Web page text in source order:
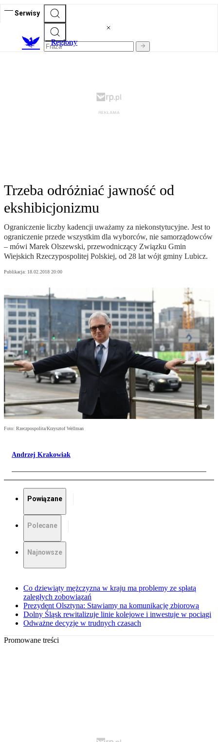
Serwisy
Regiony
Trzeba odróżniać jawność od
ekshibicjonizmu
Ograniczenie liczby kadencji uważamy za niekonstytucyjne. Jest to
ograniczenie przede wszystkim dla wyborców, nie samorządowców
– mówi Marek Olszewski, przewodniczący Związku Gmin
Wiejskich Rzeczypospolitej Polskiej, od 28 lat wójt gminy Lubicz.
Publikacja: 18.02.2018 20:00
Foto: Rzeczpospolita/Krzysztof Wellman
Andrzej Krakowiak
Powiązane
Polecane
Najnowsze
Co dziewiąty mężczyzna w kraju ma problemy ze spłatą
zaległych zobowiązań
Prezydent Olsztyna: Stawiamy na komunikację zbiorową
Dolny Śląsk rewitalizuje linie kolejowe i inwestuje w pociągi
Odważne decyzje w trudnych czasach
Promowane treści